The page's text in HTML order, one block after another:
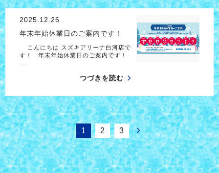
2025.12.26
年末年始休業日のご案内です！
こんにちは スズキアリーナ白河店で
す！ 年末年始休業日のご案内です！
…
つづきを読む
1 2 3